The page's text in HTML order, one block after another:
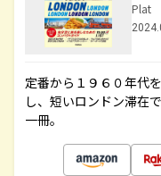
Plat
定番から１９６０年代
し、短いロンドン滞在
一冊。